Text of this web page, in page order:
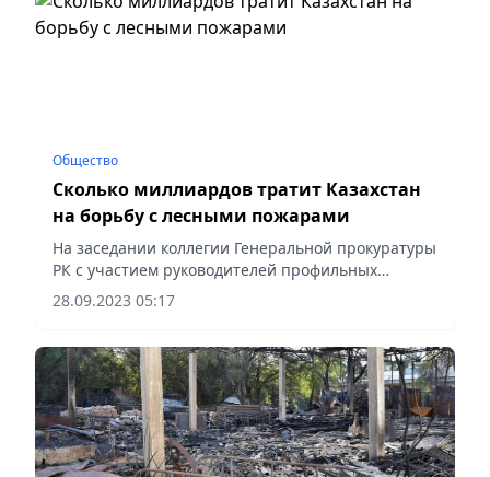
Общество
Сколько миллиардов тратит Казахстан
на борьбу с лесными пожарами
На заседании коллегии Генеральной прокуратуры
РК с участием руководителей профильных
министерств рассмотрено состояние законности
в сфере охраны лесов.
28.09.2023 05:17